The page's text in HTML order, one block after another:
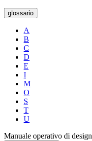
glossario
A
B
C
D
E
I
M
O
S
T
U
Manuale operativo di design